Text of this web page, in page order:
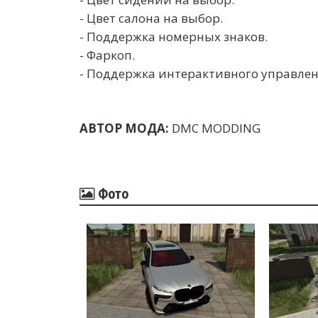
- Цвет салона на выбор.
- Поддержка номерных знаков.
- Фаркоп.
- Поддержка интерактивного
АВТОР МОДА: DMC MODDING
Фото